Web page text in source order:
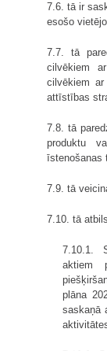
7.6. tā ir
esošo
7.7. tā
cilvēkiem
cilvēkiem
attīstības
7.8. tā
produktu
īstenošanas
7.9. tā
7.10. tā
7.10.1.
aktiem
plāna
saskaņā